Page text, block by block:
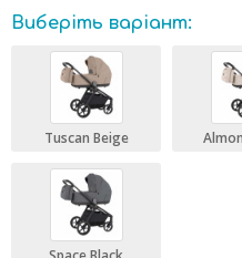
Виберіть варіант:
Tuscan Beige